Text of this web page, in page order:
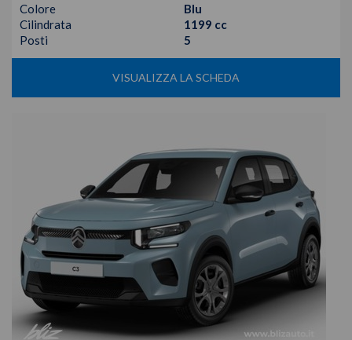
Colore
Blu
Cilindrata
1199 cc
Posti
5
VISUALIZZA LA SCHEDA